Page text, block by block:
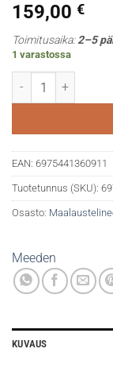
159,00 €
Toimitusaika:2–5
1 varastossa
Ateljeeteline
EAN: 6975441360911
Tuotetunnus (SKU):
Osasto:
Meeden
KUVAUS